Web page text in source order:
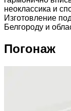
неоклассика и
Изготовление
Белгороду и
Погонаж